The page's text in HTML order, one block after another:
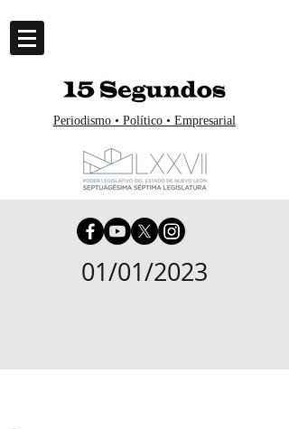
Periodismo • Político • Empresarial
01/01/2023